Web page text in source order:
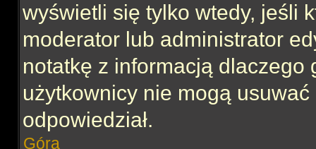
wyświetli się tylko wtedy, jeśli
moderator lub administrator
notatkę z informacją
użytkownicy nie mogą
odpowiedział.
Góra